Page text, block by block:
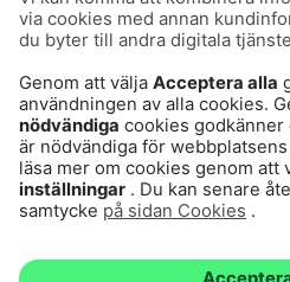
Användarvillkor
Dataskydd
Cookies
Säker hantering av bankärenden